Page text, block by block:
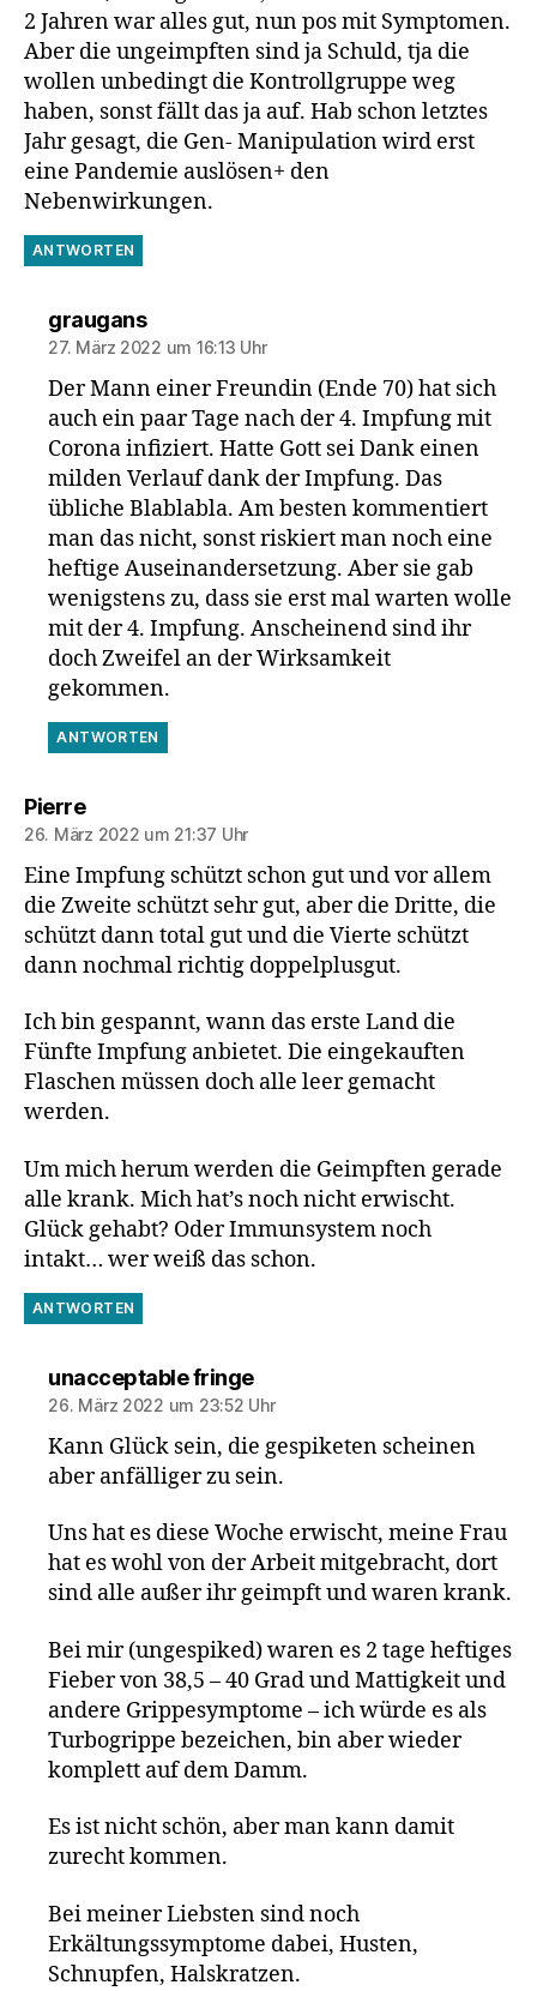
2 Jahren war alles gut, nun pos mit Symptomen.
Aber die ungeimpften sind ja Schuld, tja die
wollen unbedingt die Kontrollgruppe weg
haben, sonst fällt das ja auf. Hab schon letztes
Jahr gesagt, die Gen- Manipulation wird erst
eine Pandemie auslösen+ den
Nebenwirkungen.
ANTWORTEN
grauganssagt:
27. März 2022 um 16:13 Uhr
Der Mann einer Freundin (Ende 70) hat sich
auch ein paar Tage nach der 4. Impfung mit
Corona infiziert. Hatte Gott sei Dank einen
milden Verlauf dank der Impfung. Das
übliche Blablabla. Am besten kommentiert
man das nicht, sonst riskiert man noch eine
heftige Auseinandersetzung. Aber sie gab
wenigstens zu, dass sie erst mal warten wolle
mit der 4. Impfung. Anscheinend sind ihr
doch Zweifel an der Wirksamkeit
gekommen.
ANTWORTEN
Pierresagt:
26. März 2022 um 21:37 Uhr
Eine Impfung schützt schon gut und vor allem
die Zweite schützt sehr gut, aber die Dritte, die
schützt dann total gut und die Vierte schützt
dann nochmal richtig doppelplusgut.
Ich bin gespannt, wann das erste Land die
Fünfte Impfung anbietet. Die eingekauften
Flaschen müssen doch alle leer gemacht
werden.
Um mich herum werden die Geimpften gerade
alle krank. Mich hat’s noch nicht erwischt.
Glück gehabt? Oder Immunsystem noch
intakt… wer weiß das schon.
ANTWORTEN
unacceptable fringesagt:
26. März 2022 um 23:52 Uhr
Kann Glück sein, die gespiketen scheinen
aber anfälliger zu sein.
Uns hat es diese Woche erwischt, meine Frau
hat es wohl von der Arbeit mitgebracht, dort
sind alle außer ihr geimpft und waren krank.
Bei mir (ungespiked) waren es 2 tage heftiges
Fieber von 38,5 – 40 Grad und Mattigkeit und
andere Grippesymptome – ich würde es als
Turbogrippe bezeichen, bin aber wieder
komplett auf dem Damm.
Es ist nicht schön, aber man kann damit
zurecht kommen.
Bei meiner Liebsten sind noch
Erkältungssymptome dabei, Husten,
Schnupfen, Halskratzen.